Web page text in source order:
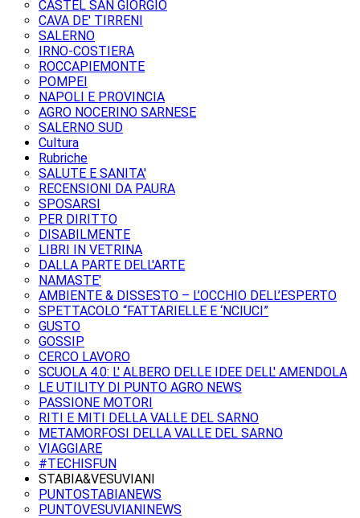
CASTEL SAN GIORGIO
CAVA DE' TIRRENI
SALERNO
IRNO-COSTIERA
ROCCAPIEMONTE
POMPEI
NAPOLI E PROVINCIA
AGRO NOCERINO SARNESE
SALERNO SUD
Cultura
Rubriche
SALUTE E SANITA'
RECENSIONI DA PAURA
SPOSARSI
PER DIRITTO
DISABILMENTE
LIBRI IN VETRINA
DALLA PARTE DELL'ARTE
NAMASTE'
AMBIENTE & DISSESTO – L’OCCHIO DELL’ESPERTO
SPETTACOLO “FATTARIELLE E ‘NCIUCI”
GUSTO
GOSSIP
CERCO LAVORO
SCUOLA 4.0: L' ALBERO DELLE IDEE DELL' AMENDOLA
LE UTILITY DI PUNTO AGRO NEWS
PASSIONE MOTORI
RITI E MITI DELLA VALLE DEL SARNO
METAMORFOSI DELLA VALLE DEL SARNO
VIAGGIARE
#TECHISFUN
STABIA&VESUVIANI
PUNTOSTABIANEWS
PUNTOVESUVIANINEWS